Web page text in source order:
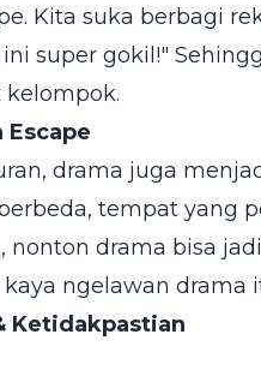
Kita suka berbagi
super gokil!"
Escape
drama juga
tempat yang
nonton drama bisa
ngelawan drama
Ketidakpastian